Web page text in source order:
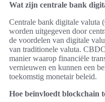
Wat zijn centrale bank
Centrale bank digitale
worden uitgegeven door
de voordelen van digitale
van traditionele valuta.
manier waarop financiële
vernieuwen en kunnen een
toekomstig monetair beleid.
Hoe beïnvloedt blockchain